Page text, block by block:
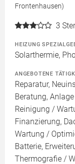
Frontenhausen)
3
HEIZUNG
Solarthermie,
ANGEBOTENE
Reparatur,
Beratung,
Reinigung /
Finanzierung,
Wartung /
Batterie,
Thermografie /